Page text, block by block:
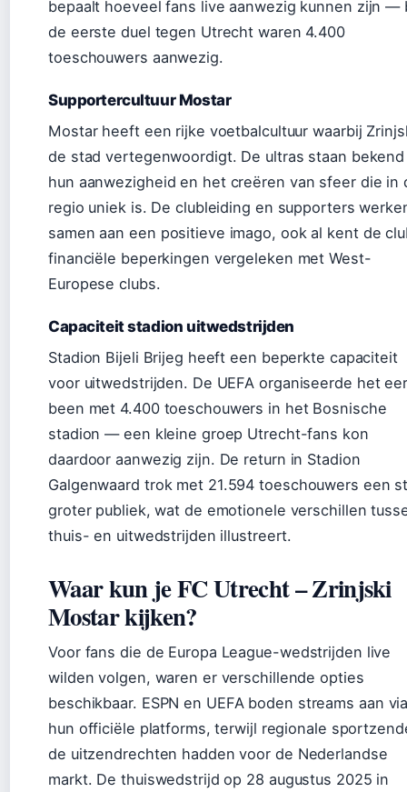
bepaalt hoeveel fans live aanwezig kunnen zijn —
de eerste duel tegen Utrecht waren 4.400
toeschouwers aanwezig.
Supportercultuur Mostar
Mostar heeft een rijke voetbalcultuur waarbij
de stad vertegenwoordigt. De ultras staan
hun aanwezigheid en het creëren van sfeer die in
regio uniek is. De clubleiding en supporters
samen aan een positieve imago, ook al kent de
financiële beperkingen vergeleken met West-
Europese clubs.
Capaciteit stadion uitwedstrijden
Stadion Bijeli Brijeg heeft een beperkte capaciteit
voor uitwedstrijden. De UEFA organiseerde het
been met 4.400 toeschouwers in het Bosnische
stadion — een kleine groep Utrecht-fans kon
daardoor aanwezig zijn. De return in Stadion
Galgenwaard trok met 21.594 toeschouwers een
groter publiek, wat de emotionele verschillen
thuis- en uitwedstrijden illustreert.
Waar kun je FC Utrecht – Zrinjski
Mostar kijken?
Voor fans die de Europa League-wedstrijden live
wilden volgen, waren er verschillende opties
beschikbaar. ESPN en UEFA boden streams aan
hun officiële platforms, terwijl regionale
de uitzendrechten hadden voor de Nederlandse
markt. De thuiswedstrijd op 28 augustus 2025 in